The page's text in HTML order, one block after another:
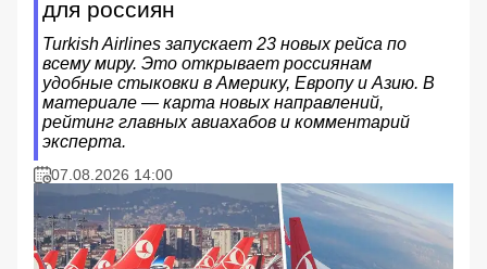
для россиян
Turkish Airlines запускает 23 новых рейса по
всему миру. Это открывает россиянам
удобные стыковки в Америку, Европу и Азию. В
материале — карта новых направлений,
рейтинг главных авиахабов и комментарий
эксперта.
07.08.2026 14:00